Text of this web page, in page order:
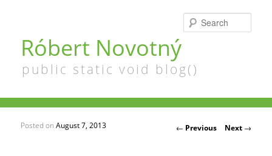
Róbert Novotný
public static void blog()
Post navigation
← Previous Next →
Posted onAugust 7, 2013